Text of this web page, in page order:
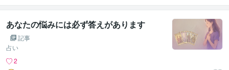
あなたの悩みには必ず答えがあります
記事
占い
2